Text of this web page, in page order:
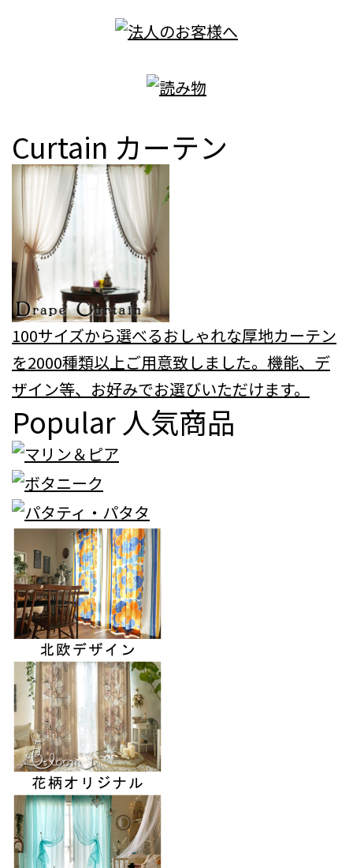
Curtain カーテン
100サイズから選べるおしゃれな厚地カーテン
を2000種類以上ご用意致しました。機能、デ
ザイン等、お好みでお選びいただけます。
Popular 人気商品